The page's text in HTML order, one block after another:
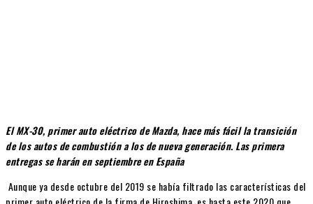
El MX-30, primer auto eléctrico de Mazda, hace más fácil la transición
de los autos de combustión a los de nueva generación. Las primera
entregas se harán en septiembre en España
Aunque ya desde octubre del 2019 se había filtrado las características del